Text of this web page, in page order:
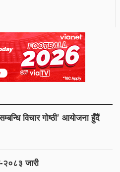
विचार गोष्ठी’ आयोजना हुँदैं
२०८३ जारी